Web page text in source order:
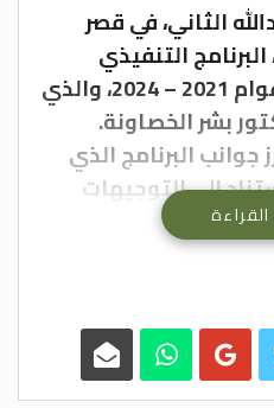
الثاني، في قصر
التنفيذي
التأشيري للحكومة للأعوام 2021 – 2024، والذي
بشر الخصاونة.
جوانب البرنامج الذي
إلى التوجيهات
السامي على إعداده،
تطويره إلى خطة
المعنية، مع
الحد من انتشار وباء
الاقتصادي.